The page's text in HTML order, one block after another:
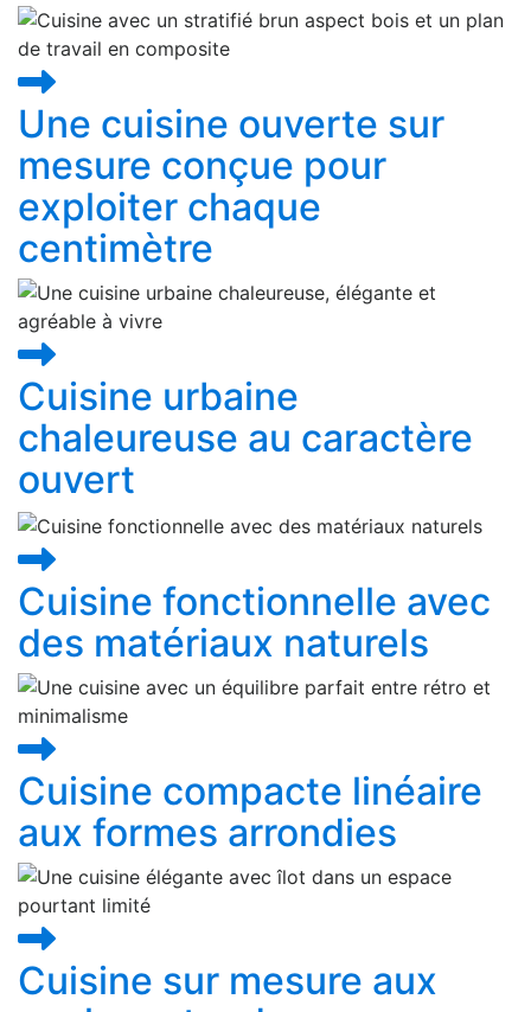
Une cuisine ouverte sur
mesure conçue pour
exploiter chaque
centimètre
Cuisine urbaine
chaleureuse au caractère
ouvert
Cuisine fonctionnelle avec
des matériaux naturels
Cuisine compacte linéaire
aux formes arrondies
Cuisine sur mesure aux